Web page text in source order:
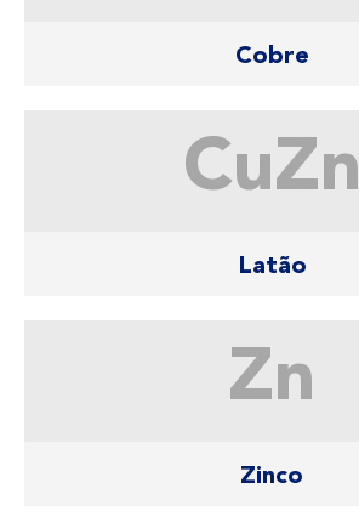
Cobre
CuZn
Latão
Zn
Zinco